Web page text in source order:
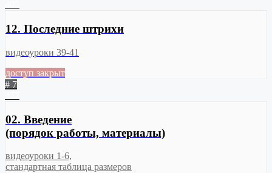
12. Последние штрихи
видеоуроки 39-41
доступ закрыт
# 7
02. Введение
(порядок работы, материалы)
видеоуроки 1-6,
стандартная таблица размеров